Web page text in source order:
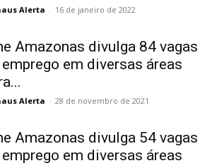
Alerta - 16 de janeiro de 2022
Amazonas divulga 84 vagas
em diversas áreas
Alerta - 28 de novembro de 2021
Amazonas divulga 54 vagas
em diversas áreas